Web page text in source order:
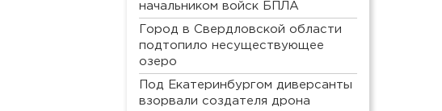
начальником войск БПЛА
Город в Свердловской области
подтопило несуществующее
озеро
Под Екатеринбургом диверсанты
взорвали создателя дрона